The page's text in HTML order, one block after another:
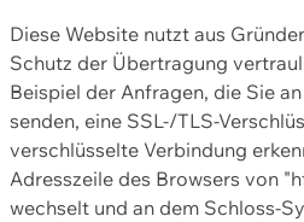
Diese Website nutzt aus
Schutz der Übertragung
Beispiel der Anfragen, die Sie
senden, eine SSL-/TLS-
verschlüsselte Verbindung
Adresszeile des Browsers von
wechselt und an dem Schloss-